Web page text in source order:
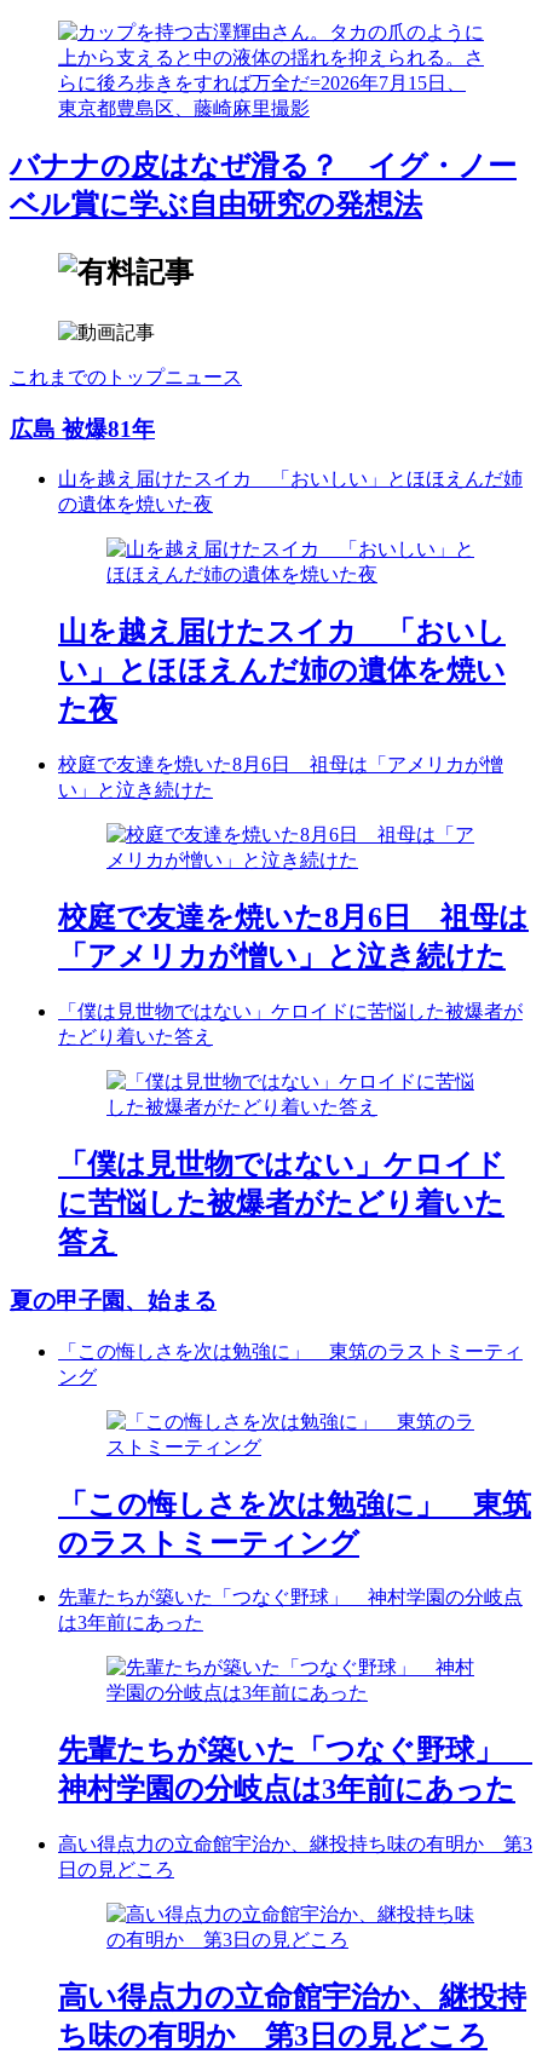
バナナの皮はなぜ滑る？ イグ・ノー
ベル賞に学ぶ自由研究の発想法
これまでのトップニュース
広島 被爆81年
山を越え届けたスイカ 「おいしい」とほほえんだ姉
の遺体を焼いた夜
山を越え届けたスイカ 「おいし
い」とほほえんだ姉の遺体を焼い
た夜
校庭で友達を焼いた8月6日 祖母は「アメリカが憎
い」と泣き続けた
校庭で友達を焼いた8月6日 祖母は
「アメリカが憎い」と泣き続けた
「僕は見世物ではない」ケロイドに苦悩した被爆者が
たどり着いた答え
「僕は見世物ではない」ケロイド
に苦悩した被爆者がたどり着いた
答え
夏の甲子園、始まる
「この悔しさを次は勉強に」 東筑のラストミーティ
ング
「この悔しさを次は勉強に」 東筑
のラストミーティング
先輩たちが築いた「つなぐ野球」 神村学園の分岐点
は3年前にあった
先輩たちが築いた「つなぐ野球」
神村学園の分岐点は3年前にあった
高い得点力の立命館宇治か、継投持ち味の有明か 第3
日の見どころ
高い得点力の立命館宇治か、継投持
ち味の有明か 第3日の見どころ